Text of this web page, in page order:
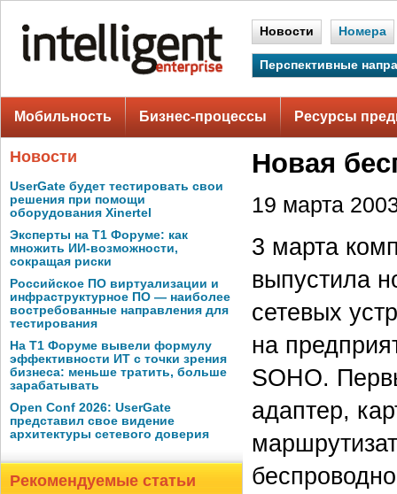
Новости Номера
Перспективные
Мобильность Бизнес-процессы Ресурсы
Новости
UserGate будет тестировать свои
решения при помощи
оборудования Xinertel
Эксперты на Т1 Форуме: как
множить ИИ-возможности,
сокращая риски
Российское ПО виртуализации и
инфраструктурное ПО — наиболее
востребованные направления для
тестирования
На Т1 Форуме вывели формулу
эффективности ИТ с точки зрения
бизнеса: меньше тратить, больше
зарабатывать
Open Conf 2026: UserGate
представил свое видение
архитектуры сетевого доверия
Рекомендуемые статьи
Новая
19 марта
3 марта
выпустила
сетевых
на
SOHO.
адаптер,